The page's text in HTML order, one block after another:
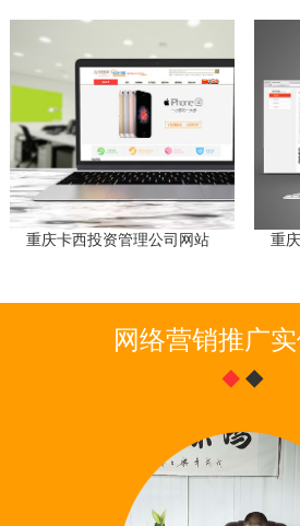
重庆卡西投资管理公司网站 重
网络营销推广